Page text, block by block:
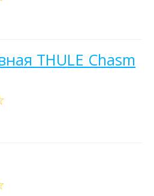
THULE Chasm